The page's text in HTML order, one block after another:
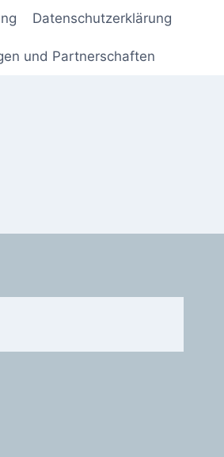
Datenschutzerklärung
und Partnerschaften